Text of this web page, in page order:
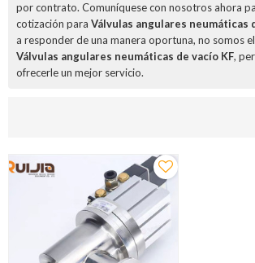
por contrato. Comuníquese con nosotros ahora
cotización para Válvulas angulares neumáticas
a responder de una manera oportuna, no somos
Válvulas angulares neumáticas de vacío KF,
ofrecerle un mejor servicio.